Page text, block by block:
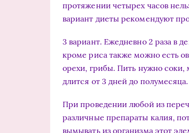
протяжении четырех часов
вариант диеты рекомендуют
3 вариант. Ежедневно 2 раза в
кроме риса также можно есть
орехи, грибы. Пить нужно соки,
длится от 3 дней до полумесяца.
При проведении любой из
различные препараты калия,
вымывать из организма этот